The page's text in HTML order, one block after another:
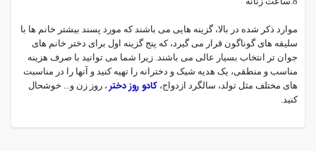
موارد ذکر شده در بالا، گزینه هایی می باشند که مورد پسند بیشتر خانم ها با
سلیقه های گوناگون قرار می گیرد، که پنج گزینه اول برای دختر خانم های
جوان تر انتخاب بسیار عالی می باشند. زیرا شما می توانید با صرف هزینه
مناسب و منطقی، یک هدیه شیک و دخترانه را تهیه کنید و آنها را در مناسبت
های مختلف مثل تولد، سالگرد ازدواج، کادو روز دختر ، روز زن و... خوشحال
کنید.